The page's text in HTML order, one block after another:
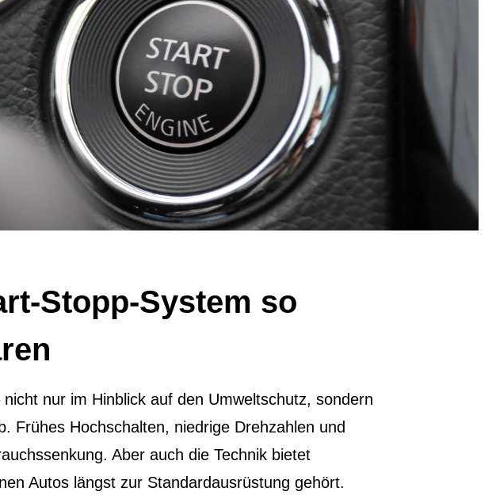
Stopp-System so
nur im Hinblick auf den Umweltschutz, sondern
Frühes Hochschalten, niedrige Drehzahlen und
Aber auch die Technik bietet
Autos längst zur Standardausrüstung gehört.